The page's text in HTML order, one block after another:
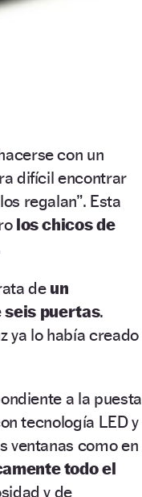
con un
difícil encontrar
regalan”. Esta
los chicos de
de un
seis puertas.
ya lo había creado
a la puesta
tecnología LED y
ventanas como en
todo el
y de